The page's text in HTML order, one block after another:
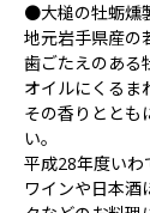
●大槌の牡蛎燻
地元岩手県産の
歯ごたえのある
オイルにくるま
その香りととも
い。
平成28年度いわ
ワインや日本酒